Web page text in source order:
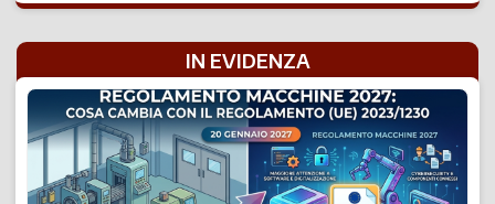
IN EVIDENZA